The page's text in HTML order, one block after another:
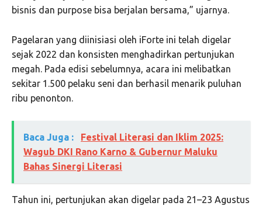
bisnis dan purpose bisa berjalan bersama,” ujarnya.
Pagelaran yang diinisiasi oleh iForte ini telah digelar
sejak 2022 dan konsisten menghadirkan pertunjukan
megah. Pada edisi sebelumnya, acara ini melibatkan
sekitar 1.500 pelaku seni dan berhasil menarik puluhan
ribu penonton.
Baca Juga :
Festival Literasi dan Iklim 2025:
Wagub DKI Rano Karno & Gubernur Maluku
Bahas Sinergi Literasi
Tahun ini, pertunjukan akan digelar pada 21–23 Agustus